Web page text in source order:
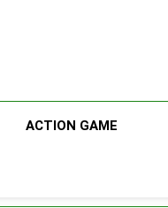
ACTION GAME